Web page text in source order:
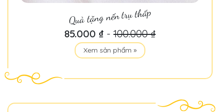
Quà tặng nến trụ thấp
85.000 ₫ - 100.000 ₫
Xem sản phẩm »